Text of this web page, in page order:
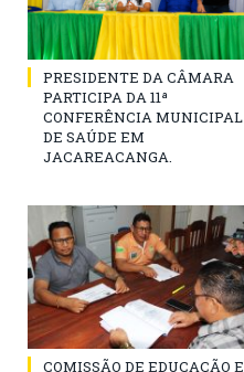
PRESIDENTE DA CÂMARA
PARTICIPA DA 11ª
CONFERÊNCIA MUNICIPAL
DE SAÚDE EM
JACAREACANGA.
COMISSÃO DE EDUCAÇÃO E